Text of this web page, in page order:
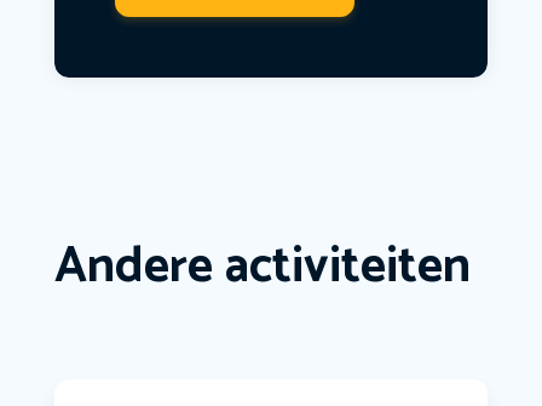
Andere activiteiten